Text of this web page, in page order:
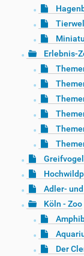
Erlebnis-
Adler-
Köln - Zoo
Der